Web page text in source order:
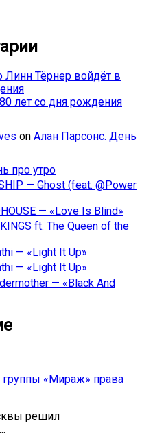
Тёрнер войдёт в
80 лет со дня рождения
on Алан Парсонс. День
про утро
— Ghost (feat. @Power
— «Love Is Blind»
ft. The Queen of the
— «Light It Up»
— «Light It Up»
— «Black And
группы «Мираж» права
решил